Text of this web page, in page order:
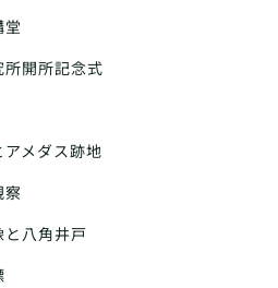
開所記念式
メダス跡地
察
八角井戸